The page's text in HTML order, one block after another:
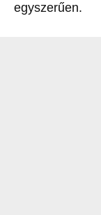
egyszerűen.